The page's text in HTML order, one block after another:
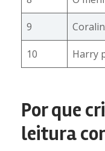
9
10 Harry
Por que
leitura